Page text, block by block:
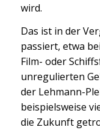
wird.
Das ist in der
passiert, etwa
Film- oder
unregulierten
der Lehmann-
beispielsweise
die Zukunft